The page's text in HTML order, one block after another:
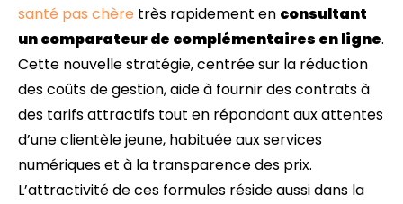
santé pas chère très rapidement en consultant
un comparateur de complémentaires en ligne.
Cette nouvelle stratégie, centrée sur la réduction
des coûts de gestion, aide à fournir des contrats à
des tarifs attractifs tout en répondant aux attentes
d’une clientèle jeune, habituée aux services
numériques et à la transparence des prix.
L’attractivité de ces formules réside aussi dans la